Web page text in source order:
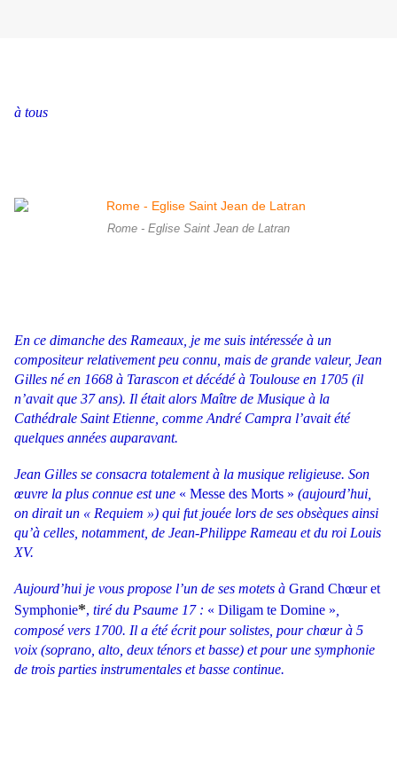
à tous
Rome - Eglise Saint Jean de Latran
En ce dimanche des Rameaux, je me suis intéressée à un
compositeur relativement peu connu, mais de grande valeur, Jean
Gilles né en 1668 à Tarascon et décédé à Toulouse en 1705 (il
n’avait que 37 ans). Il était alors Maître de Musique à la
Cathédrale Saint Etienne, comme André Campra l’avait été
quelques années auparavant.
Jean Gilles se consacra totalement à la musique religieuse. Son
œuvre la plus connue est une « Messe des Morts » (aujourd’hui,
on dirait un « Requiem ») qui fut jouée lors de ses obsèques ainsi
qu’à celles, notamment, de Jean-Philippe Rameau et du roi Louis
XV.
Aujourd’hui je vous propose l’un de ses motets à Grand Chœur et
Symphonie*, tiré du Psaume 17 : « Diligam te Domine »
composé vers 1700. Il a été écrit pour solistes, pour chœur à 5
voix (soprano, alto, deux ténors et basse) et pour une symphonie
de trois parties instrumentales et basse continue.